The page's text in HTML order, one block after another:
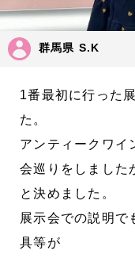
群馬県 S.K
1番最初に行った
た。
アンティークワイ
会巡りをしました
と決めました。
展示会での説明で
具等が